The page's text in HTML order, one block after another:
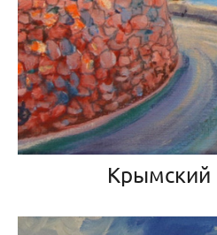
Крымский